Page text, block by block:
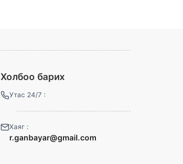
Холбоо барих
Утас 24/7 :
Хаяг :
r.ganbayar@gmail.com